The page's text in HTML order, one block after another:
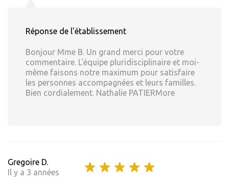
Réponse de l'établissement
Bonjour Mme B. Un grand merci pour votre
commentaire. L'équipe pluridisciplinaire et moi-
même faisons notre maximum pour satisfaire
les personnes accompagnées et leurs familles.
Bien cordialement. Nathalie PATIERMore
Gregoire D.
Il y a 3 années